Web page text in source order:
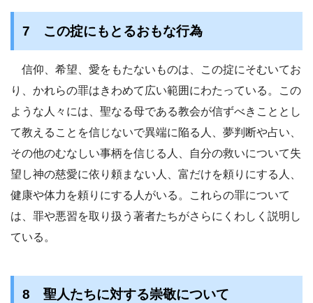
7 この掟にもとるおもな行為
信仰、希望、愛をもたないものは、この掟にそむいてお
り、かれらの罪はきわめて広い範囲にわたっている。この
ような人々には、聖なる母である教会が信ずべきこととし
て教えることを信じないで異端に陥る人、夢判断や占い、
その他のむなしい事柄を信じる人、自分の救いについて失
望し神の慈愛に依り頼まない人、富だけを頼りにする人、
健康や体力を頼りにする人がいる。これらの罪について
は、罪や悪習を取り扱う著者たちがさらにくわしく説明し
ている。
8 聖人たちに対する崇敬について